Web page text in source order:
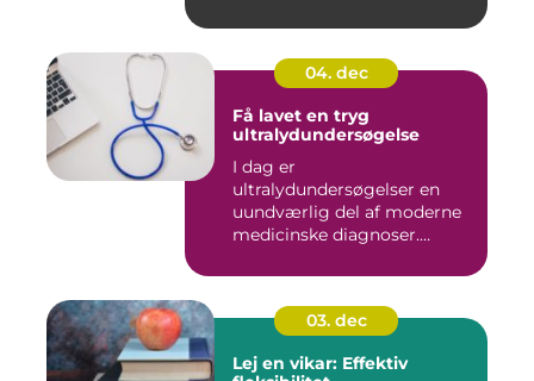
04. dec
Få lavet en tryg
ultralydundersøgelse
I dag er
ultralydundersøgelser en
uundværlig del af moderne
medicinske diagnoser.
03. dec
Lej en vikar: Effektiv